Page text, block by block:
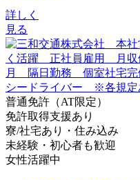
詳しく
見る
普通免許（AT限定）
免許取得支援あり
寮/社宅あり・住み込み
未経験・初心者も歓迎
女性活躍中